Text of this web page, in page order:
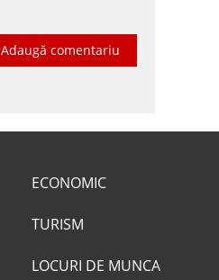
Adaugă comentariu
ECONOMIC
TURISM
LOCURI DE MUNCA